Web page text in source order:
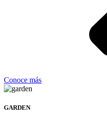
Conoce más
GARDEN